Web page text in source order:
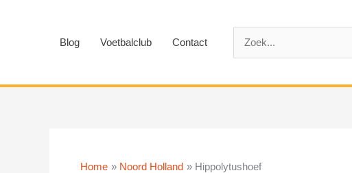
Blog Voetbalclub Contact
Home Noord Holland Hippolytushoef